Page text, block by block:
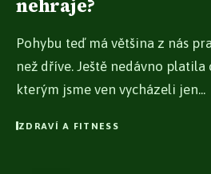
nehraje?
Pohybu teď má většina z nás
než dříve. Ještě nedávno
kterým jsme ven vycházeli jen...
ZDRAVÍ A FITNESS